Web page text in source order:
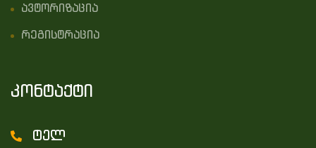
ავტორიზაცია
რეგისტრაცია
კონტაქტი
ტელ